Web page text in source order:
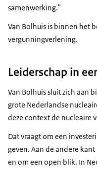
samenwerking."
Van Bolhuis is binnen het
vergunningverlening.
Leiderschap in
Van Bolhuis sluit zich aan
grote Nederlandse
deze context de nucleaire
Dat vraagt om een
geven. Aan de andere
en om een open blik. In